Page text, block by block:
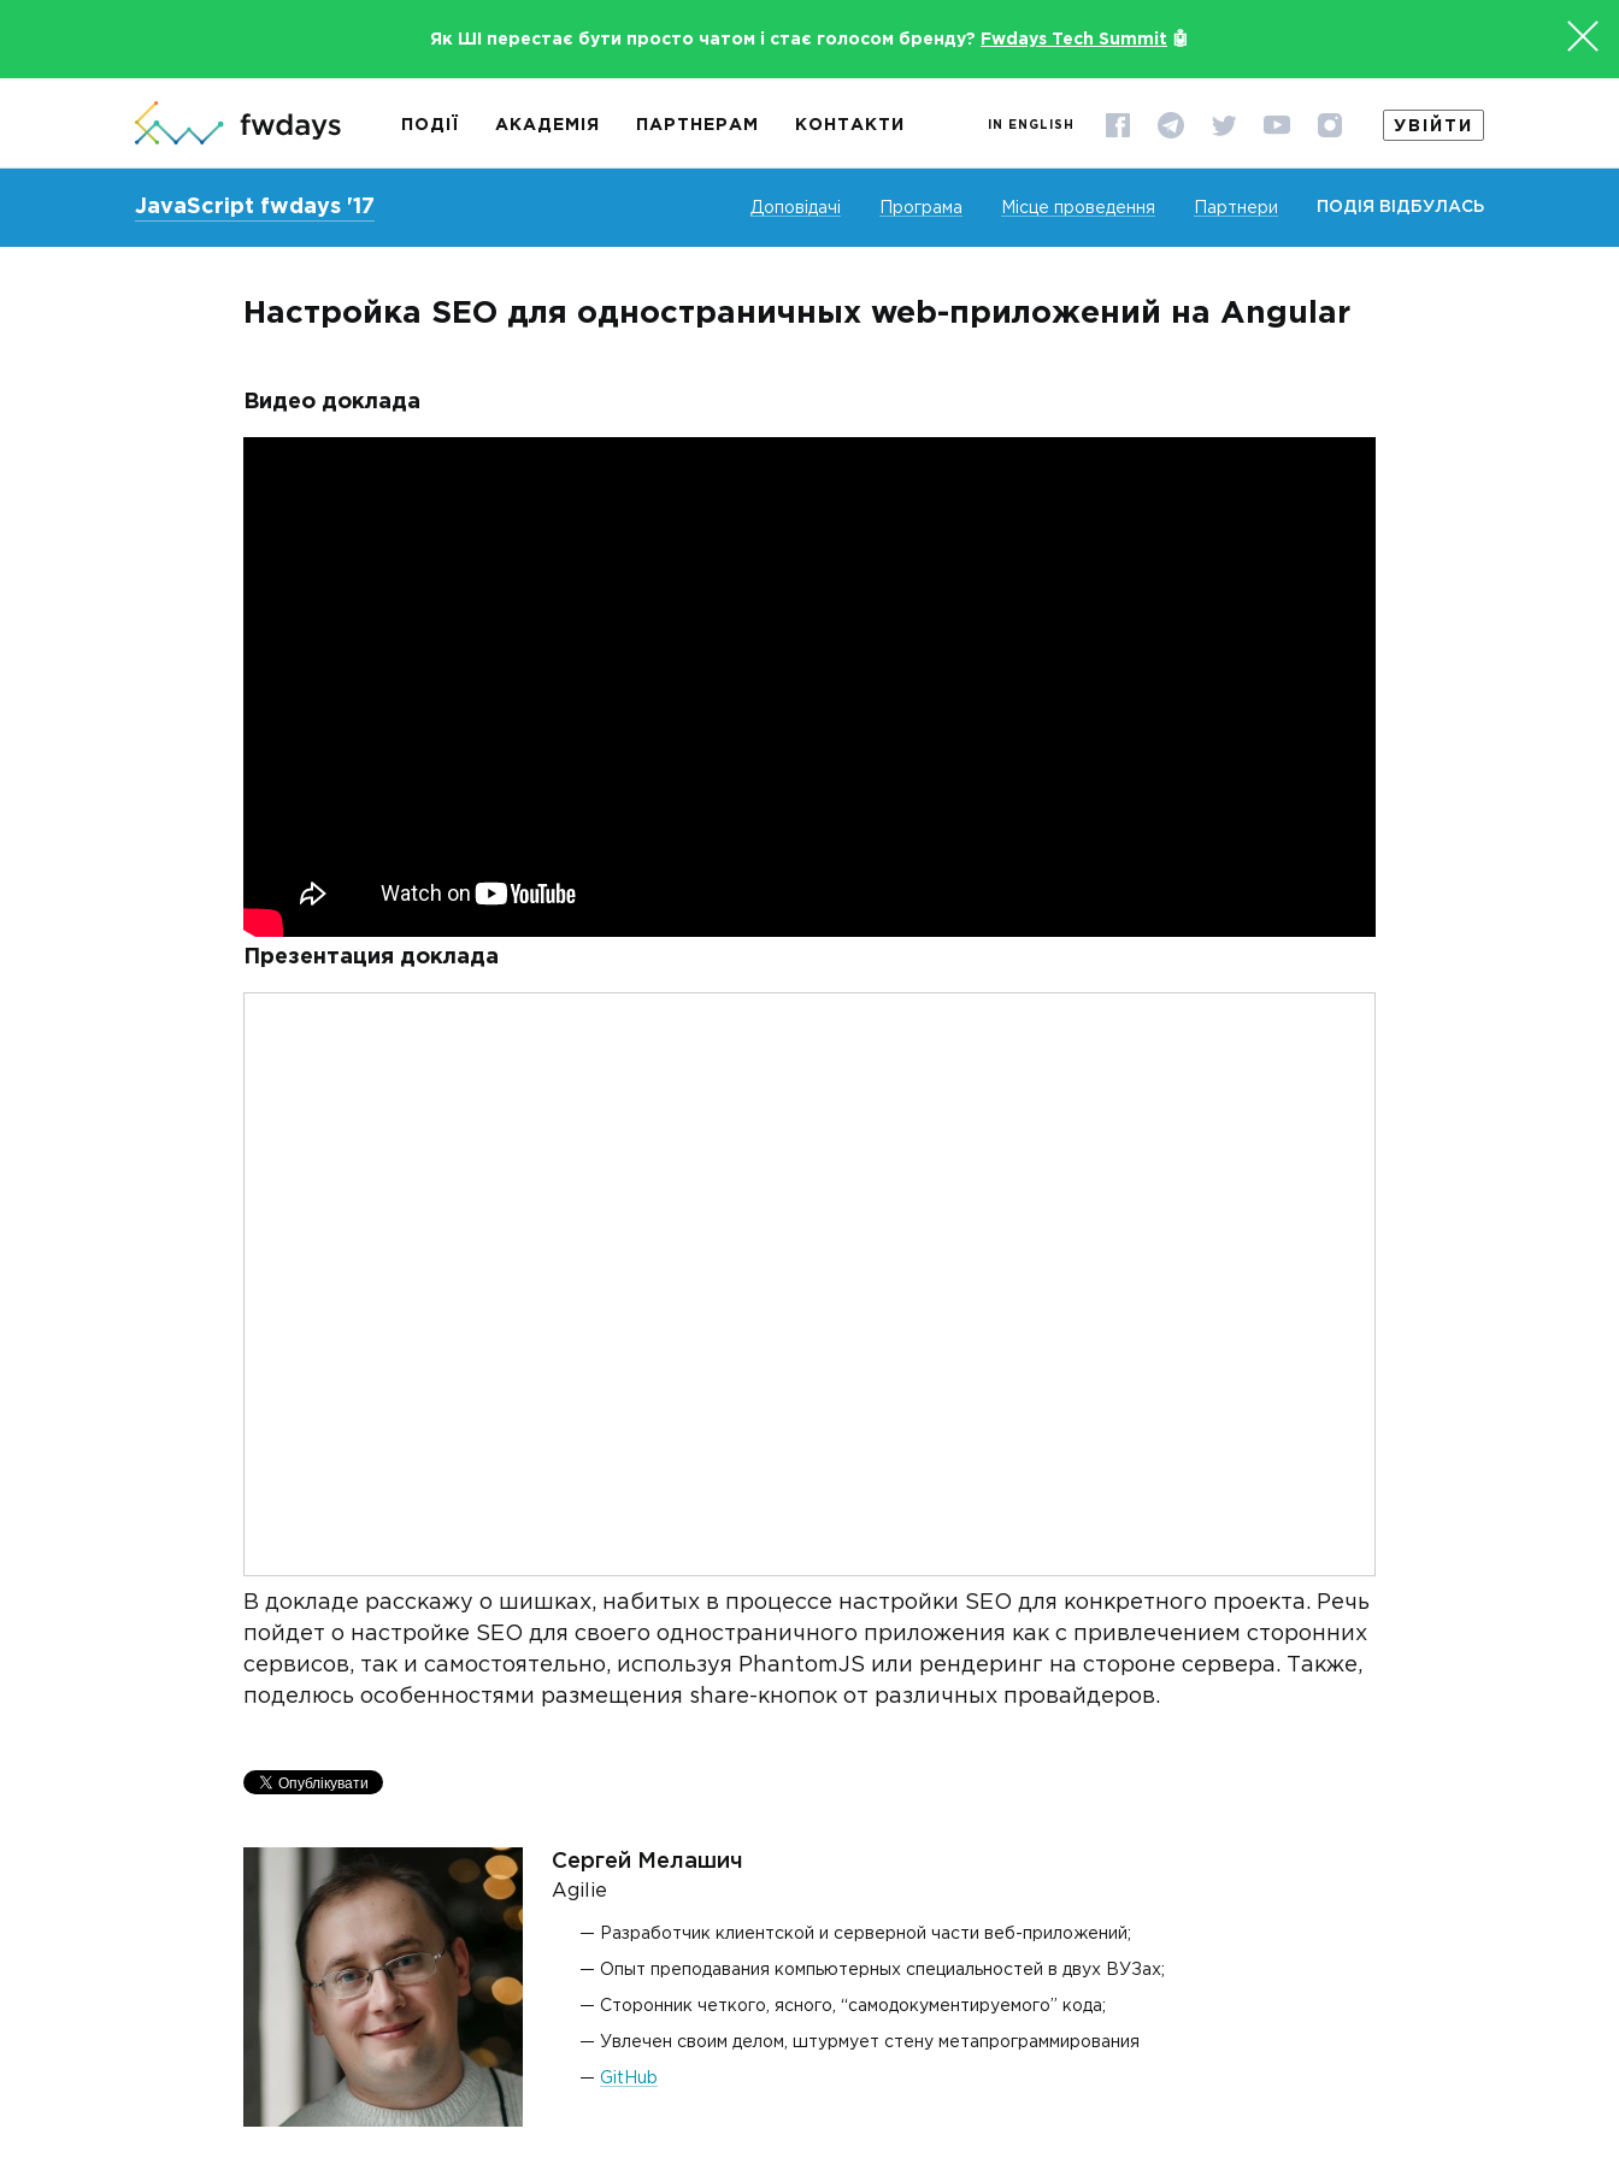
Як ШІ перестає бути просто чатом і стає голосом бренду? Fwdays Tech Summit 🤖
ПОДІЇ АКАДЕМІЯ ПАРТНЕРАМ КОНТАКТИ IN ENGLISH УВІЙТИ
JavaScript fwdays '17 Доповідачі Програма Місце проведення Партнери ПОДІЯ ВІДБУЛАСЬ
Настройка SEO для одностраничных web-приложений на Angular
Видео доклада
Презентация доклада
В докладе расскажу о шишках, набитых в процессе настройки SEO для конкретного проекта. Речь
пойдет о настройке SEO для своего одностраничного приложения как с привлечением сторонних
сервисов, так и самостоятельно, используя PhantomJS или рендеринг на стороне сервера. Также,
поделюсь особенностями размещения share-кнопок от различных провайдеров.
Сергей Мелашич
Agilie
Разработчик клиентской и серверной части веб-приложений;
Опыт преподавания компьютерных специальностей в двух ВУЗах;
Сторонник четкого, ясного, “самодокументируемого” кода;
Увлечен своим делом, штурмует стену метапрограммирования
GitHub